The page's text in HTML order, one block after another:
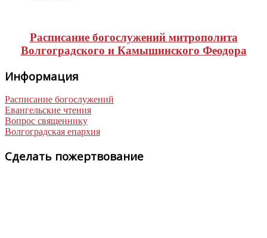
Расписание богослужений митрополита
Волгоградского и Камышинского Феодора
Информация
Расписание богослужений
Евангельские чтения
Вопрос священнику
Волгоградская епархия
Сделать пожертвование